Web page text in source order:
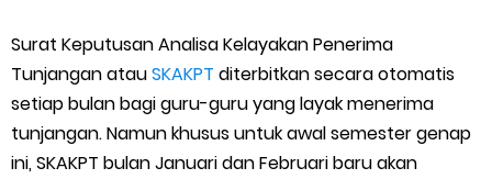
Surat Keputusan Analisa Kelayakan Penerima
Tunjangan atauSKAKPT diterbitkan secara otomatis
setiap bulan bagi guru-guru yang layak menerima
tunjangan. Namun khusus untuk awal semester genap
ini, SKAKPT bulan Januari dan Februari baru akan